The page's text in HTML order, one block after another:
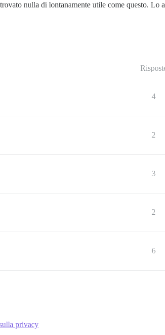
nulla di lontanamente utile come questo. Lo
4
2
3
2
6
privacy